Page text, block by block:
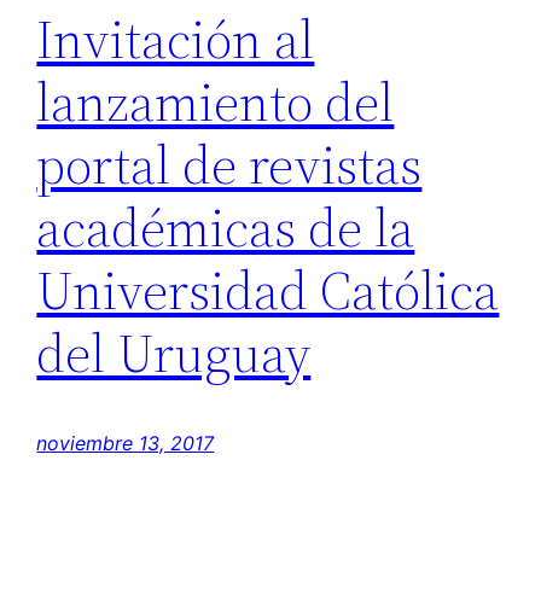
Invitación al
lanzamiento del
portal de revistas
académicas de la
Universidad Católica
del Uruguay
noviembre 13, 2017